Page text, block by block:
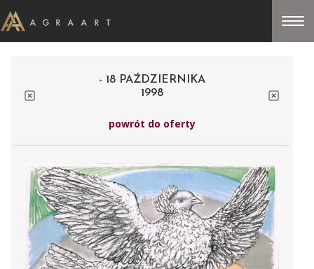
- 18 PAŹDZIERNIKA
1998
powrót do oferty